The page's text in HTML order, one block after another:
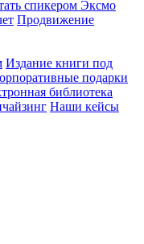
спикером Эксмо
Продвижение
Издание книги под
подарки
библиотека
Наши кейсы